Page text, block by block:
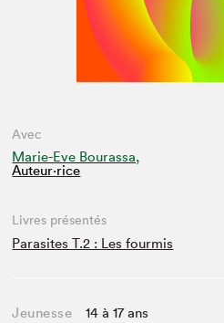
Avec
Marie-Eve Bourassa,
Auteur·rice
Livres présentés
Parasites T.2 : Les fourmis
Jeunesse 14 à 17 ans